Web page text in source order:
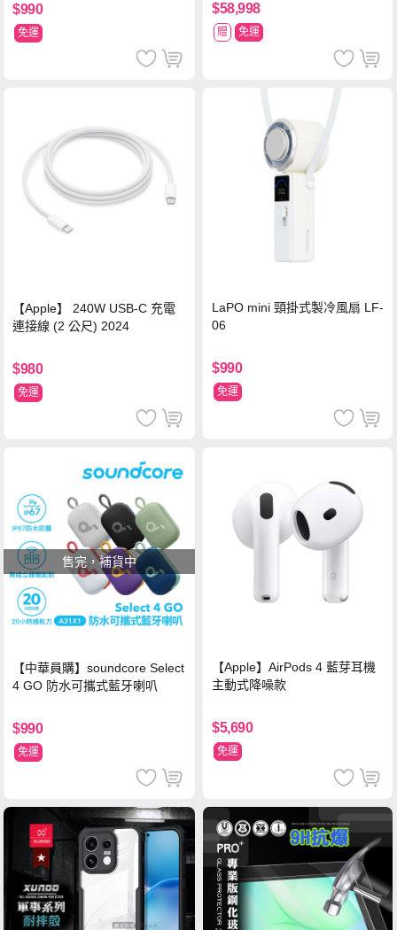
$990
免運
$58,998
贈 免運
【Apple】 240W USB-C 充電
連接線 (2 公尺) 2024
$980
免運
LaPO mini 頸掛式製冷風扇 LF-
06
$990
免運
售完，補貨中
【中華員購】soundcore Select
4 GO 防水可攜式藍牙喇叭
$990
免運
【Apple】AirPods 4 藍芽耳機
主動式降噪款
$5,690
免運